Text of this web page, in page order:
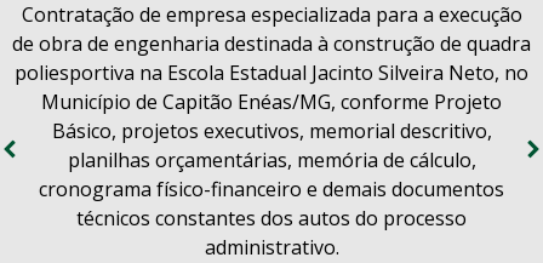
Contratação de empresa especializada para a execução
de obra de engenharia destinada à construção de quadra
poliesportiva na Escola Estadual Jacinto Silveira Neto, no
Município de Capitão Enéas/MG, conforme Projeto
Básico, projetos executivos, memorial descritivo,
planilhas orçamentárias, memória de cálculo,
cronograma físico-financeiro e demais documentos
técnicos constantes dos autos do processo
administrativo.